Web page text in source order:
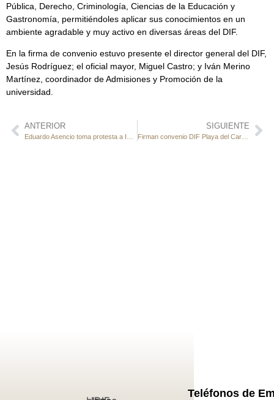
Pública, Derecho, Criminología, Ciencias de la Educación y
Gastronomía, permitiéndoles aplicar sus conocimientos en un
ambiente agradable y muy activo en diversas áreas del DIF.
En la firma de convenio estuvo presente el director general del DIF,
Jesús Rodríguez; el oficial mayor, Miguel Castro; y Iván Merino
Martínez, coordinador de Admisiones y Promoción de la
universidad.
ANTERIOR SIGUIENTE
Firman convenio DIF Playa del Carmen y la Escuela de Enfermería Ignacio Chávez.
Teléfonos de